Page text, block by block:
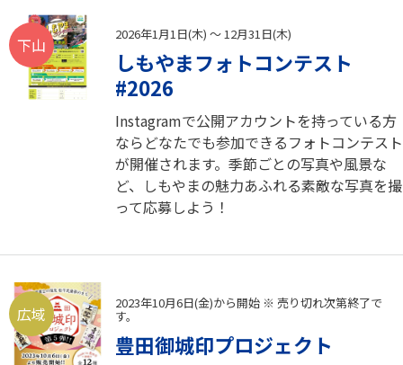
下山
2026年1月1日(木) ～ 12月31日(木)
しもやまフォトコンテスト
#2026
Instagramで公開アカウントを持っている方
ならどなたでも参加できるフォトコンテスト
が開催されます。季節ごとの写真や風景な
ど、しもやまの魅力あふれる素敵な写真を撮
って応募しよう！
広域
2023年10月6日(金)から開始 ※ 売り切れ次第終了で
す。
豊田御城印プロジェクト